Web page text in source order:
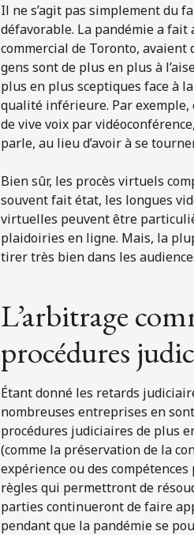
Il ne s’agit pas simplement du
défavorable. La pandémie a
commercial de Toronto, avaient
gens sont de plus en plus à
plus en plus sceptiques face à
qualité inférieure. Par exemple,
de vive voix par
parle, au lieu d’avoir à se
Bien sûr, les procès virtuels
souvent fait état, les longues
virtuelles peuvent être
plaidoiries en ligne. Mais, la
tirer très bien dans les
L’arbitrage
procédures
Étant donné les retards
nombreuses entreprises en
procédures judiciaires de plus
(comme la préservation de la
expérience ou des
règles qui permettront de
parties continueront de faire
pendant que la pandémie se